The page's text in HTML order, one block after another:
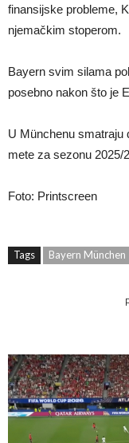
finansijske probleme,
njemačkim stoperom.
Bayern svim silama
posebno nakon što je
U Münchenu smatraju
mete za sezonu 2025/
Foto: Printscreen
Tags Bayern München